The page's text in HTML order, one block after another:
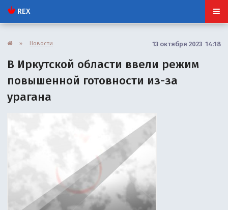
REX
» Новости 13 октября 2023 14:18
В Иркутской области ввели режим
повышенной готовности из-за
урагана